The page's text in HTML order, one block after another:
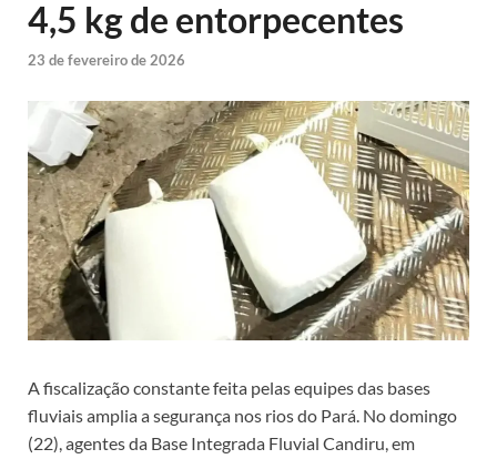
4,5 kg de entorpecentes
23 de fevereiro de 2026
A fiscalização constante feita pelas equipes das bases
fluviais amplia a segurança nos rios do Pará. No domingo
(22), agentes da Base Integrada Fluvial Candiru, em